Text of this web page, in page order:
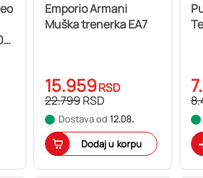
Emporio Armani
Muška trenerka EA7
15.959RSD
22.799RSD
Dostava od 12.08.
Dodaj u korpu